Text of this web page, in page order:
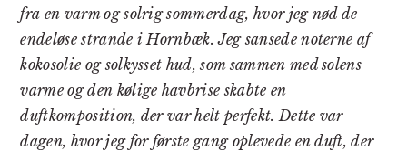
fra en varm og solrig sommerdag, hvor jeg nød de
endeløse strande i Hornbæk. Jeg sansede noterne af
kokosolie og solkysset hud, som sammen med solens
varme og den kølige havbrise skabte en
duftkomposition, der var helt perfekt. Dette var
dagen, hvor jeg for første gang oplevede en duft, der